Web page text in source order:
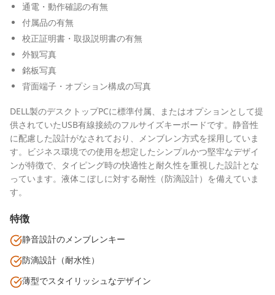
通電・動作確認の有無
付属品の有無
校正証明書・取扱説明書の有無
外観写真
銘板写真
背面端子・オプション構成の写真
DELL製のデスクトップPCに標準付属、またはオプションとして提
供されていたUSB有線接続のフルサイズキーボードです。静音性
に配慮した設計がなされており、メンブレン方式を採用していま
す。ビジネス環境での使用を想定したシンプルかつ堅牢なデザイ
ンが特徴で、タイピング時の快適性と耐久性を重視した設計とな
っています。液体こぼしに対する耐性（防滴設計）を備えていま
す。
特徴
静音設計のメンブレンキー
防滴設計（耐水性）
薄型でスタイリッシュなデザイン